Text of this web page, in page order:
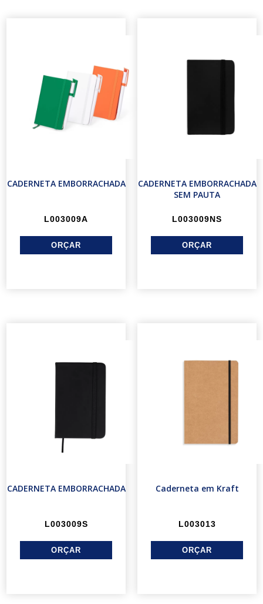
CADERNETA EMBORRACHADA
L003009A
CADERNETA EMBORRACHADA
SEM PAUTA
L003009NS
CADERNETA EMBORRACHADA
L003009S
Caderneta em Kraft
L003013